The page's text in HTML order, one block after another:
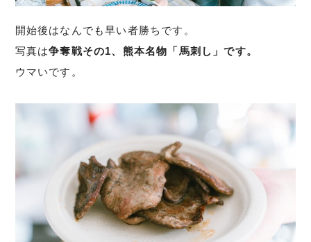
開始後はなんでも早い者勝ちです。
写真は争奪戦その1、熊本名物「馬刺し」です。
ウマいです。